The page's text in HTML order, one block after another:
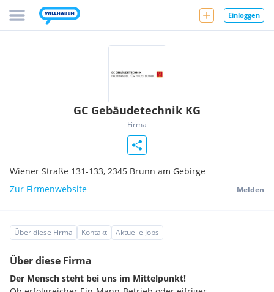
Einloggen
GC Gebäudetechnik KG
Firma
Wiener Straße 131-133, 2345 Brunn am Gebirge
Zur Firmenwebsite
Melden
Über diese Firma Kontakt Aktuelle Jobs
Über diese Firma
Der Mensch steht bei uns im Mittelpunkt!